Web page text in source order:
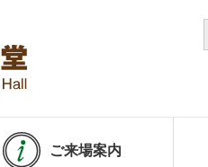
ご来場案内